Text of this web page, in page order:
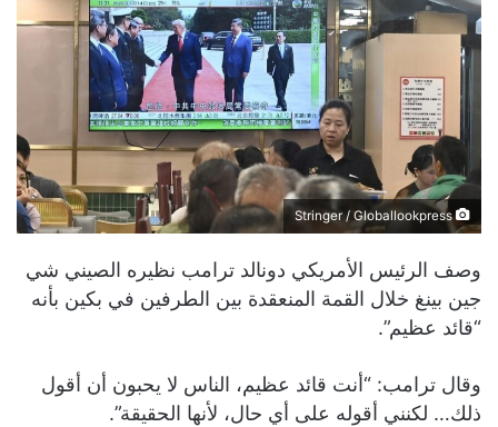
Stringer / Globallookpress
وصف الرئيس الأمريكي دونالد ترامب نظيره الصيني شي
جين بينغ خلال القمة المنعقدة بين الطرفين في بكين بأنه
“قائد عظيم”.
وقال ترامب: “أنت قائد عظيم، الناس لا يحبون أن أقول
ذلك… لكنني أقوله على أي حال، لأنها الحقيقة”.